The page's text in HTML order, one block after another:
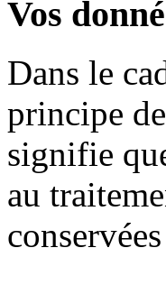
Vos
Dans le
principe
signifie
au